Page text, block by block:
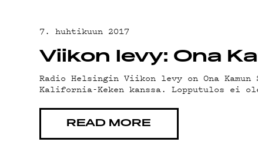
TEKIJÄT
ON-DEMAND
PODCAST
7. huhtikuun 2017
Viikon levy: Ona
Radio Helsingin Viikon levy on Ona
Kalifornia-Keken kanssa. Lopputulos
READ MORE